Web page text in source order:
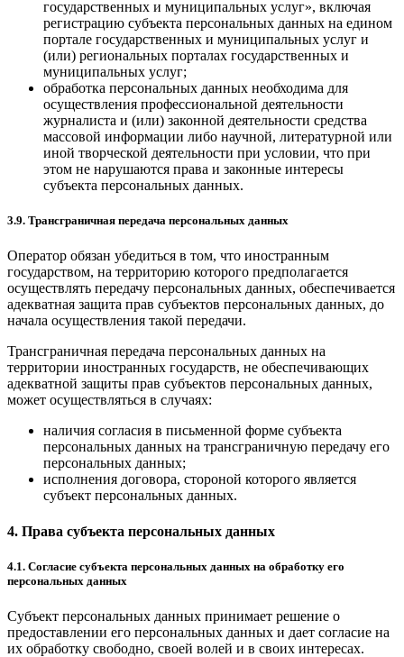
государственных и муниципальных услуг», включая
регистрацию субъекта персональных данных на едином
портале государственных и муниципальных услуг и
(или) региональных порталах государственных и
муниципальных услуг;
обработка персональных данных необходима для
осуществления профессиональной деятельности
журналиста и (или) законной деятельности средства
массовой информации либо научной, литературной или
иной творческой деятельности при условии, что при
этом не нарушаются права и законные интересы
субъекта персональных данных.
3.9. Трансграничная передача персональных данных
Оператор обязан убедиться в том, что иностранным
государством, на территорию которого предполагается
осуществлять передачу персональных данных, обеспечивается
адекватная защита прав субъектов персональных данных, до
начала осуществления такой передачи.
Трансграничная передача персональных данных на
территории иностранных государств, не обеспечивающих
адекватной защиты прав субъектов персональных данных,
может осуществляться в случаях:
наличия согласия в письменной форме субъекта
персональных данных на трансграничную передачу его
персональных данных;
исполнения договора, стороной которого является
субъект персональных данных.
4. Права субъекта персональных данных
4.1. Согласие субъекта персональных данных на обработку его
персональных данных
Субъект персональных данных принимает решение о
предоставлении его персональных данных и дает согласие на
их обработку свободно, своей волей и в своих интересах.